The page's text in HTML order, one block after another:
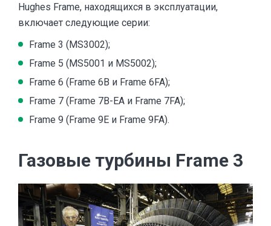
Hughes Frame, находящихся в эксплуатации,
включает следующие серии:
Frame 3 (MS3002);
Frame 5 (MS5001 и MS5002);
Frame 6 (Frame 6B и Frame 6FA);
Frame 7 (Frame 7B-EA и Frame 7FA);
Frame 9 (Frame 9E и Frame 9FA).
Газовые турбины Frame 3